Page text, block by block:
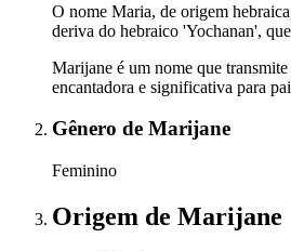
O nome Maria, de origem
deriva do hebraico 'Yochanan',
Marijane é um nome que
encantadora e significativa para
Gênero de Marijane
Feminino
Origem de Marijane